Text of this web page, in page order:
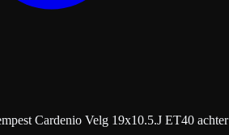
Cardenio Velg 19x10.5.J ET40 achter